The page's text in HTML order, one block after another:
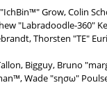
Grow, Colin
"Labradoodle-360"
Thorsten "TE"
Bigguy, Bruno
Wade "sησω"